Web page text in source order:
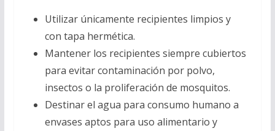
Utilizar únicamente recipientes limpios y
con tapa hermética.
Mantener los recipientes siempre cubiertos
para evitar contaminación por polvo,
insectos o la proliferación de mosquitos.
Destinar el agua para consumo humano a
envases aptos para uso alimentario y